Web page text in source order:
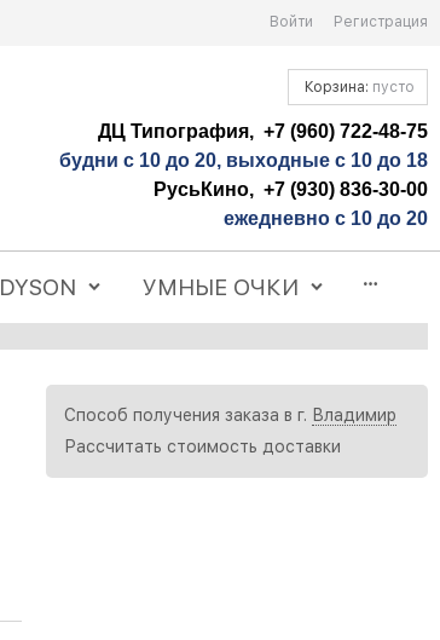
Войти Регистрация
Корзина: пусто
ДЦ Типография, +7 (960) 722-48-75
будни с 10 до 20, выходные с 10 до 18
РусьКино, +7 (930) 836-30-00
ежедневно с 10 до 20
DYSON УМНЫЕ ОЧКИ
Способ получения заказа в г. Владимир
Рассчитать стоимость доставки